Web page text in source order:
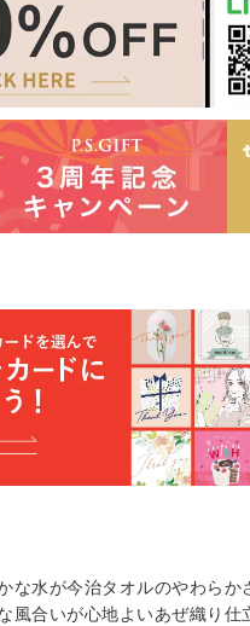
な水が今治タオルのやわらか
風合いが心地よいあぜ織り仕